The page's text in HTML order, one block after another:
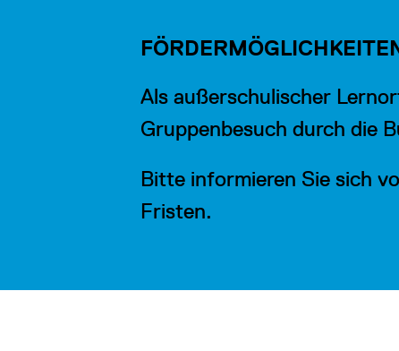
Als außerschulischer
Gruppenbesuch durch die
Bitte informieren Sie sich
Fristen.